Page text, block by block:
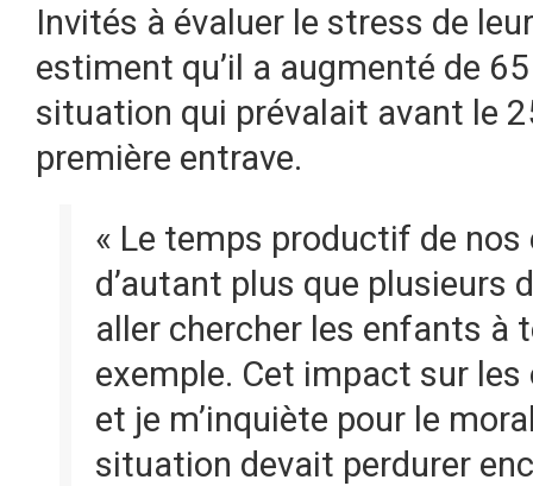
Invités à évaluer le stress de
estiment qu’il a augmenté de
situation qui prévalait avant le
première entrave.
« Le temps productif de
d’autant plus que
aller chercher les enfants à
exemple. Cet impact sur
et je m’inquiète pour le
situation devait perdurer